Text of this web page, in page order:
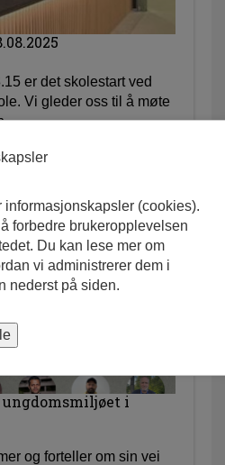
er det skolestart ved
Vi gleder oss til å møte
i
og forteller om sin vei
informasjonskapsler (cookies).
forbedre brukeropplevelsen
Du kan lese mer om
vi administrerer dem i
nederst på siden.